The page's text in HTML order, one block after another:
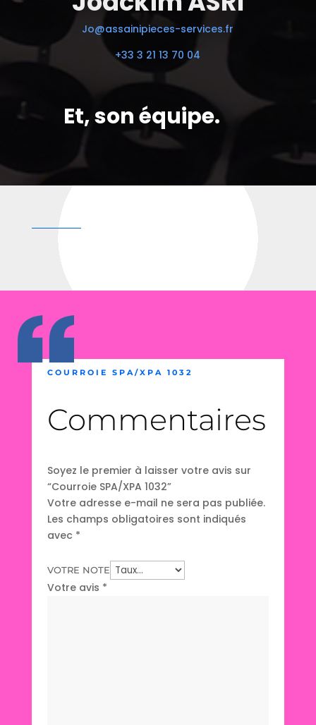
Jo@assainipieces-services.fr
+33 3 21 13 70 04
Et, son équipe.
COURROIE SPA/XPA 1032
Commentaires
Soyez le premier à laisser votre avis sur
“Courroie SPA/XPA 1032”
Votre adresse e-mail ne sera pas publiée.
Les champs obligatoires sont indiqués
avec *
VOTRE NOTE
Votre avis *